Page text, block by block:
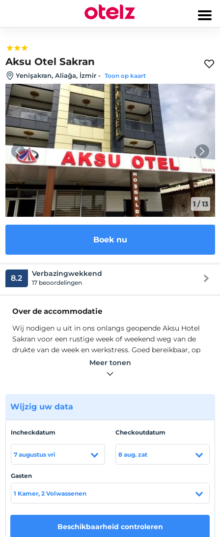
Aksu Otel Sakran
Yenişakran, Aliağa, İzmir - Toon op kaart
1 /13
Boek nu
8.2 Verbazingwekkend
17 beoordelingen
Over de accommodatie
Wij nodigen u uit in ons onlangs geopende Aksu Hotel
Sakran voor een rustige week of weekend weg van de
drukte van de week en werkstress. Goed bereikbaar, op
loopafstand van de zee, verweven met de natuur, jouw
nieuwe adres waar comfort en kwaliteit elkaar
ontbijtbuffet; Geniet van uw verblijf met uw gezin of
alleen in het comfort van een luxe kamer. Hoe zou je het
We wachten op u in ons hotel met een open
ontbijtbuffet en zeer redelijke accommodatieprijzen.
Locatie
Strand
Het is op loopafstand van de zee.
Meer tonen
Wijzig uw data
Incheckdatum
7 augustus vri
Checkoutdatum
8 aug. zat
Gasten
1 Kamer, 2 Volwassenen
Beschikbaarheid controleren